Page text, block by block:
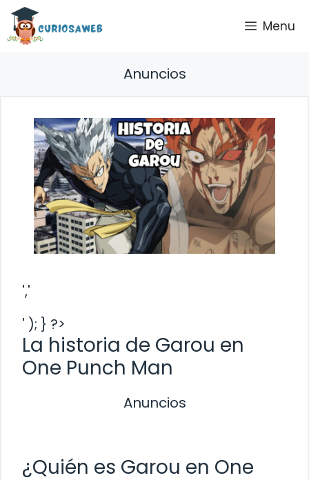
Saltar
contenido
Menu
Anuncios
','
' ); } ?>
La historia de Garou en
One Punch Man
Anuncios
¿Quién es Garou en One